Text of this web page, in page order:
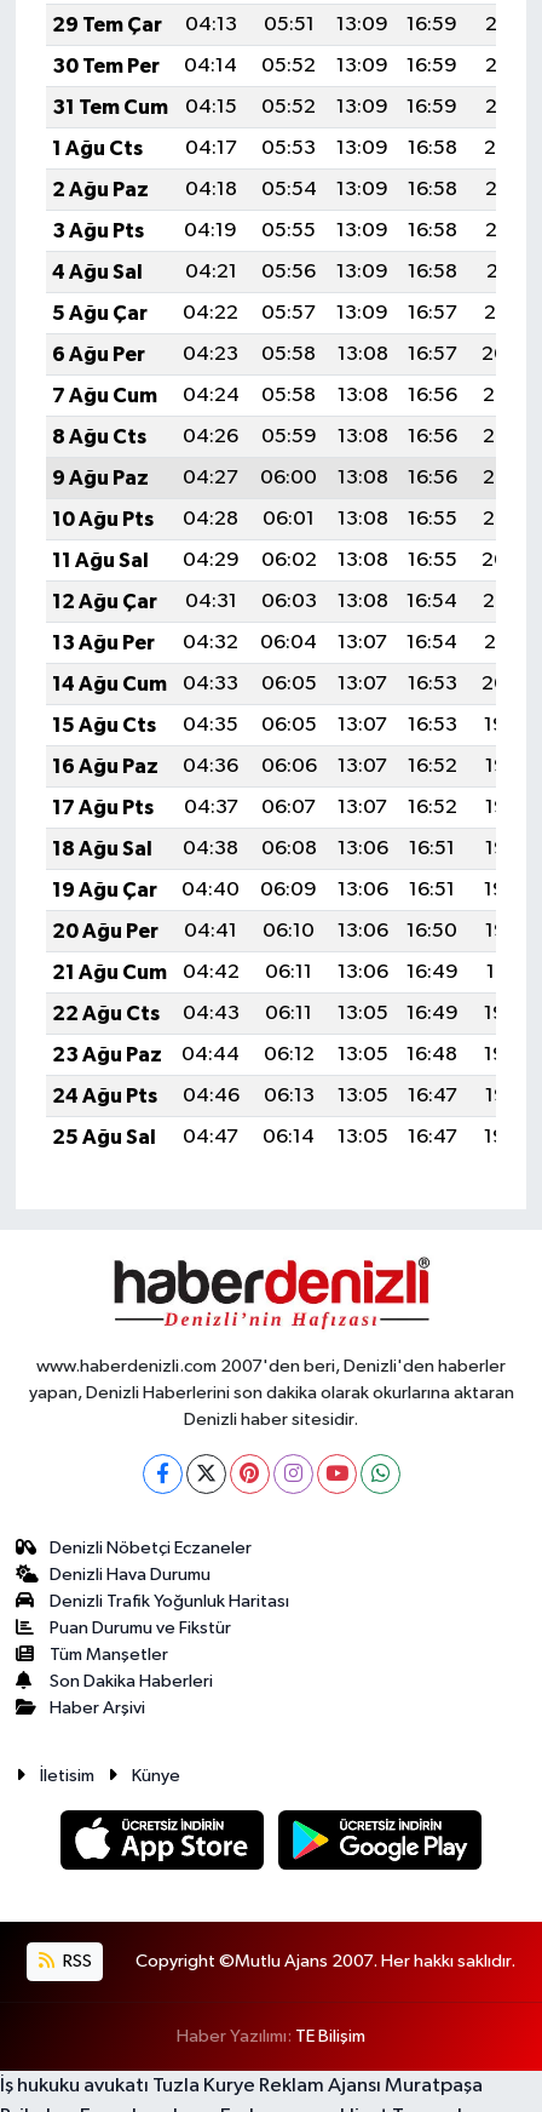
29 Tem Çar
04:13 05:51 13:09 16:59
20:17
30 Tem Per
04:14 05:52 13:09 16:59
20:16
31 Tem Cum
04:15 05:52 13:09 16:59
20:15
1 Ağu Cts
04:17 05:53 13:09 16:58
20:14
2 Ağu Paz
04:18 05:54 13:09 16:58
20:13
3 Ağu Pts
04:19 05:55 13:09 16:58
20:12
4 Ağu Sal
04:21 05:56 13:09 16:58
20:11
5 Ağu Çar
04:22 05:57 13:09 16:57
20:10
6 Ağu Per
04:23 05:58 13:08 16:57
20:09
7 Ağu Cum
04:24 05:58 13:08 16:56
20:08
8 Ağu Cts
04:26 05:59 13:08 16:56
20:07
9 Ağu Paz
04:27 06:00 13:08 16:56
20:06
10 Ağu Pts
04:28 06:01 13:08 16:55
20:05
11 Ağu Sal
04:29 06:02 13:08 16:55
20:04
12 Ağu Çar
04:31 06:03 13:08 16:54
20:02
13 Ağu Per
04:32 06:04 13:07 16:54
20:01
14 Ağu Cum
04:33 06:05 13:07 16:53
20:00
15 Ağu Cts
04:35 06:05 13:07 16:53
19:59
16 Ağu Paz
04:36 06:06 13:07 16:52
19:57
17 Ağu Pts
04:37 06:07 13:07 16:52
19:56
18 Ağu Sal
04:38 06:08 13:06 16:51
19:55
19 Ağu Çar
04:40 06:09 13:06 16:51
19:54
20 Ağu Per
04:41 06:10 13:06 16:50
19:52
21 Ağu Cum
04:42 06:11 13:06 16:49
19:51
22 Ağu Cts
04:43 06:11 13:05 16:49
19:50
23 Ağu Paz
04:44 06:12 13:05 16:48
19:48
24 Ağu Pts
04:46 06:13 13:05 16:47
19:47
25 Ağu Sal
04:47 06:14 13:05 16:47 19:45
www.haberdenizli.com 2007'den beri, Denizli'den haberler
yapan, Denizli Haberlerini son dakika olarak okurlarına aktaran
Denizli haber sitesidir.
Denizli Nöbetçi Eczaneler
Denizli Hava Durumu
Denizli Trafik Yoğunluk Haritası
Puan Durumu ve Fikstür
Tüm Manşetler
Son Dakika Haberleri
Haber Arşivi
İletisim Künye
RSS Copyright ©Mutlu Ajans 2007. Her hakkı saklıdır.
Haber Yazılımı: TE Bilişim
İş hukuku avukatı Tuzla Kurye Reklam Ajansı Muratpaşa